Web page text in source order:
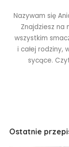
Nazywam się
Znajdziesz na
wszystkim
i całej rodziny,
sycące.
Ostatnie